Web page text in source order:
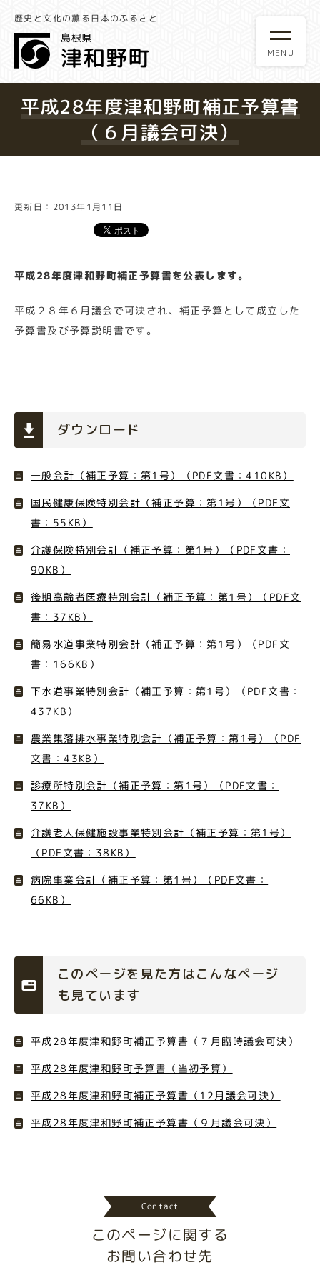
歴史と文化の薫る日本のふるさと
平成28年度津和野町補正予算書
（６月議会可決）
更新日：2013年1月11日
平成28年度津和野町補正予算書を公表します。
平成２８年６月議会で可決され、補正予算として成立した
予算書及び予算説明書です。
ダウンロード
一般会計（補正予算：第1号）（PDF文書：410KB）
国民健康保険特別会計（補正予算：第1号）（PDF文
書：55KB）
介護保険特別会計（補正予算：第1号）（PDF文書：
90KB）
後期高齢者医療特別会計（補正予算：第1号）（PDF文
書：37KB）
簡易水道事業特別会計（補正予算：第1号）（PDF文
書：166KB）
下水道事業特別会計（補正予算：第1号）（PDF文書：
437KB）
農業集落排水事業特別会計（補正予算：第1号）（PDF
文書：43KB）
診療所特別会計（補正予算：第1号）（PDF文書：
37KB）
介護老人保健施設事業特別会計（補正予算：第1号）
（PDF文書：38KB）
病院事業会計（補正予算：第1号）（PDF文書：
66KB）
このページを見た方はこんなページ
も見ています
平成28年度津和野町補正予算書（７月臨時議会可決）
平成28年度津和野町予算書（当初予算）
平成28年度津和野町補正予算書（12月議会可決）
平成28年度津和野町補正予算書（９月議会可決）
Contact
このページに関する
お問い合わせ先